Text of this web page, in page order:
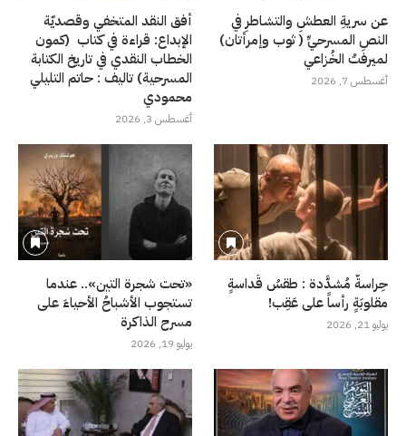
عن سريةِ العطشِ والتشاطرِ في
النصِ المسرحيِّ ( ثوب وإمرأتان)
لميرفتْ الخُزاعي
أغسطس 7, 2026
أفق النقد المتخفي وقصديّة
الإبداع: قراءة في كتاب (كمون
الخطاب النقدي في تاريخ الكتابة
المسرحية) تاليف : حاتم التليلي
محمودي
أغسطس 3, 2026
حِراسةٌ مُشدَّدة : طقسُ قَداسةٍ
مقلوبَةٍ رأساً على عَقِب!
يوليو 21, 2026
«تحت شجرة التين».. عندما
تستجوب الأشباحُ الأحياءَ على
مسرح الذاكرة
يوليو 19, 2026